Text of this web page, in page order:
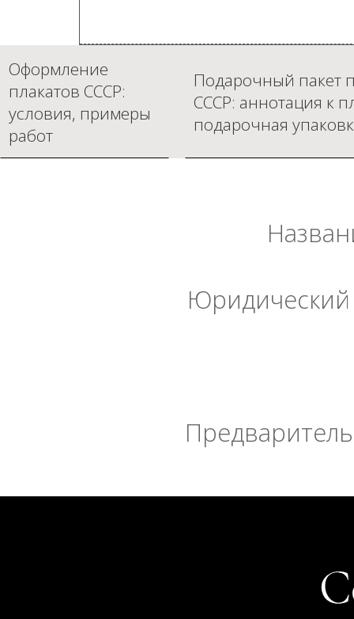
Оформление
плакатов СССР:
условия, примеры
работ
Подарочный пакет
СССР: аннотация к
подарочная